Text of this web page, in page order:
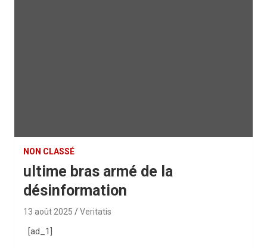
NON CLASSÉ
ultime bras armé de la
désinformation
13 août 2025 Veritatis
[ad_1]